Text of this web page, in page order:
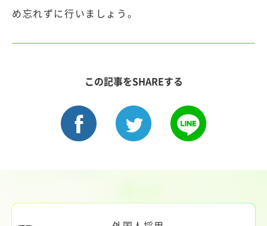
め忘れずに行いましょう。
この記事をSHAREする